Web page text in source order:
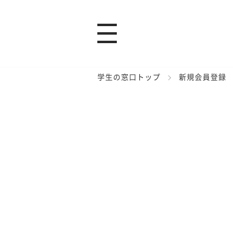
学生の窓口トップ 新規会員登録